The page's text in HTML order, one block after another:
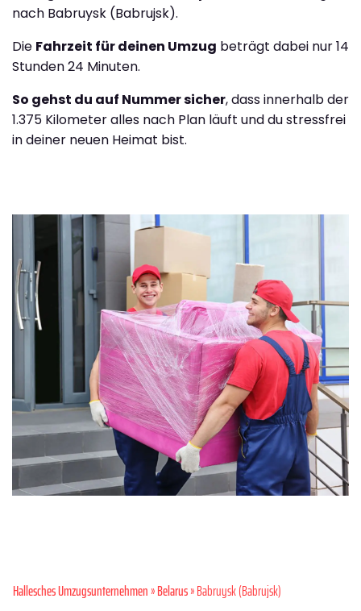
nach Babruysk (Babrujsk).
Die Fahrzeit für deinen Umzug beträgt dabei nur 14
Stunden 24 Minuten.
So gehst du auf Nummer sicher, dass innerhalb der
1.375 Kilometer alles nach Plan läuft und du stressfrei
in deiner neuen Heimat bist.
Hallesches Umzugsunternehmen»Belarus» Babruysk (Babrujsk)